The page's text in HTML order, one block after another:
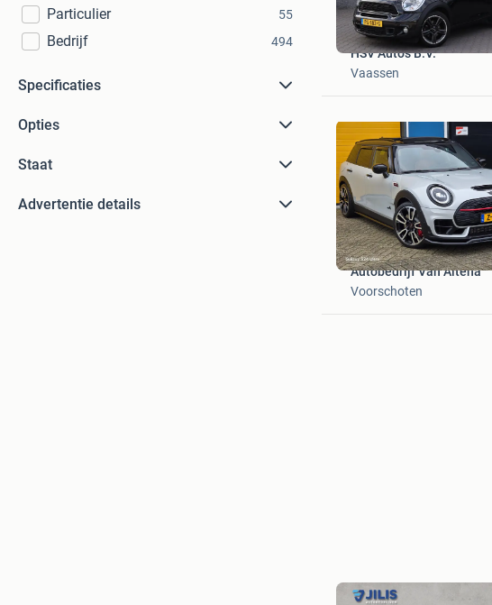
Particulier
55
Bedrijf 494
Specificaties
Opties
Staat
Advertentie details
HSV Auto's B.V.
Vaassen
Autobedrijf Van Altena
Voorschoten